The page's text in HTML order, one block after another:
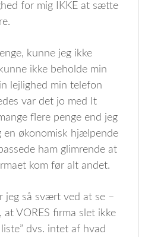
for mig IKKE at sætte
kunne jeg ikke
ikke beholde min
lejlighed min telefon
var det jo med It
flere penge end jeg
en økonomisk hjælpende
ham glimrende at
kom før alt andet.
jeg så svært ved at se –
VORES firma slet ikke
dvs. intet af hvad